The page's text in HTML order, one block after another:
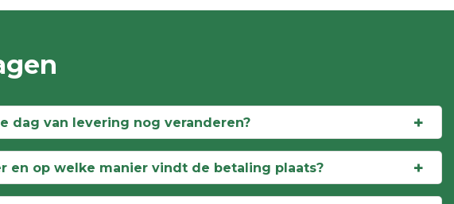
dag van levering nog veranderen?
en op welke manier vindt de betaling plaats?